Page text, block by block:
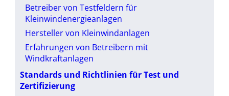
Betreiber von Testfeldern für
Kleinwindenergieanlagen
Hersteller von Kleinwindanlagen
Erfahrungen von Betreibern mit
Windkraftanlagen
Standards und Richtlinien für Test und
Zertifizierung